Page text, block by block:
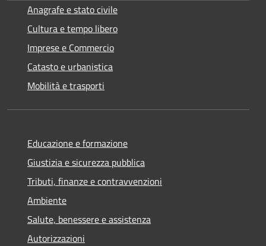
Anagrafe e stato civile
Cultura e tempo libero
Imprese e Commercio
Catasto e urbanistica
Mobilità e trasporti
Educazione e formazione
Giustizia e sicurezza pubblica
Tributi, finanze e contravvenzioni
Ambiente
Salute, benessere e assistenza
Autorizzazioni